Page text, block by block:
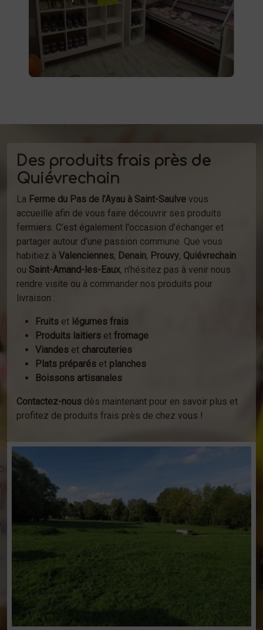
d'autres produits fermiers vous attendent.
Profitez de la vente directe de
produits
d'épicerie
à la ferme ou de notre service de
livraison.
Des produits frais près de
Quiévrechain
La Ferme du Pas de l’Ayau à Saint-Saulve vous
accueille afin de vous faire découvrir ses produits
fermiers. C’est également l'occasion d’échanger et
partager autour d’une passion commune. Que vous
habitiez à Valenciennes, Denain, Prouvy, Quiévrechain
ou Saint-Amand-les-Eaux, n’hésitez pas à venir nous
rendre visite ou à commander nos produits pour
livraison :
Fruits et légumes frais
Produits laitiers et fromage
Viandes et charcuteries
Plats préparés et planches
Boissons artisanales
Contactez-nous dès maintenant pour en savoir plus et
profitez de produits frais près de chez vous !